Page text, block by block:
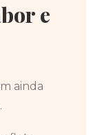
e
ainda